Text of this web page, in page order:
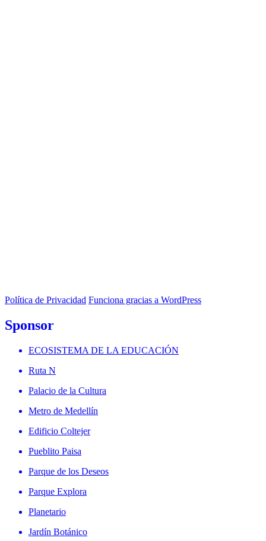
Política de Privacidad Funciona gracias a WordPress
Sponsor
ECOSISTEMA DE LA EDUCACIÓN
Ruta N
Palacio de la Cultura
Metro de Medellín
Edificio Coltejer
Pueblito Paisa
Parque de los Deseos
Parque Explora
Planetario
Jardín Botánico